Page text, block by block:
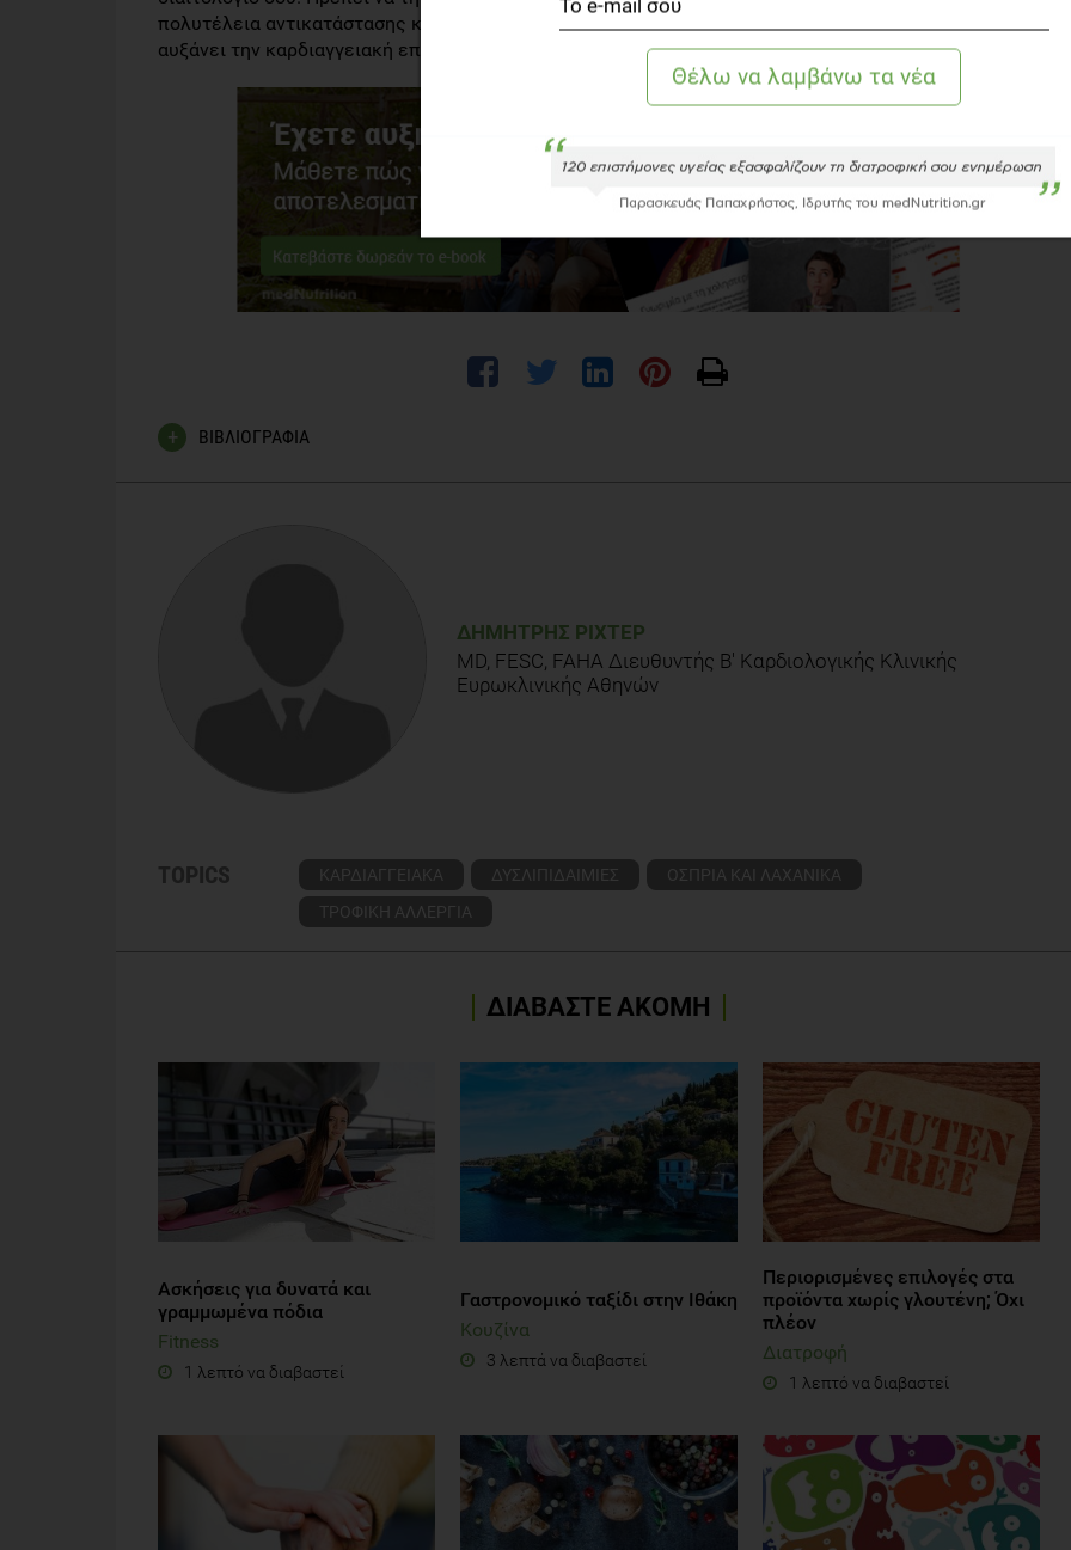
πολυτέλεια αντικατάστασης κορεσμένων με ακόρεστα λίπη που όπως έχουν δείξει όλες οι μελέτες
αυξάνει την καρδιαγγειακή επιβίωση.
ΒΙΒΛΙΟΓΡΑΦΙΑ
ΔΗΜΉΤΡΗΣ ΡΊΧΤΕΡ
MD, FESC, FAHA Διευθυντής Β' Καρδιολογικής Κλινικής
Ευρωκλινικής Αθηνών
TOPICS ΚΑΡΔΙΑΓΓΕΙΑΚΑ ΔΥΣΛΙΠΙΔΑΙΜΙΕΣ
ΟΣΠΡΙΑ ΚΑΙ ΛΑΧΑΝΙΚΑ
ΤΡΟΦΙΚΗ ΑΛΛΕΡΓΙΑ
ΔΙΑΒΑΣΤΕ ΑΚΟΜΗ
Ασκήσεις για δυνατά και
γραμμωμένα πόδια
Fitness
1 λεπτό να διαβαστεί
Γαστρονομικό ταξίδι στην Ιθάκη
Κουζίνα
3 λεπτά να διαβαστεί
Περιορισμένες επιλογές στα
προϊόντα χωρίς γλουτένη; Όχι
πλέον
Διατροφή
1 λεπτό να διαβαστεί